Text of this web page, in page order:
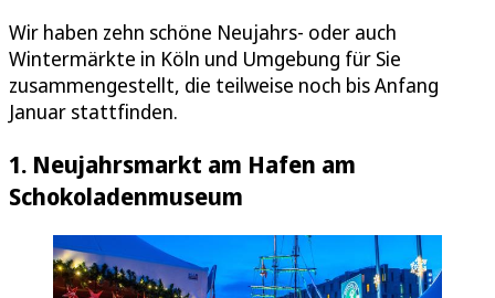
Wir haben zehn schöne Neujahrs- oder auch
Wintermärkte in Köln und Umgebung für Sie
zusammengestellt, die teilweise noch bis Anfang
Januar stattfinden.
1. Neujahrsmarkt am Hafen am
Schokoladenmuseum